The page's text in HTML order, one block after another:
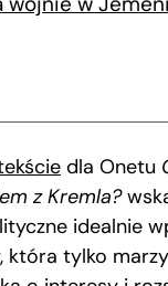
dla Onetu
z Kremla?
idealnie
która tylko